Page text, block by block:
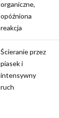
organiczne,
opóźniona
reakcja
Ścieranie przez
piasek i
intensywny
ruch